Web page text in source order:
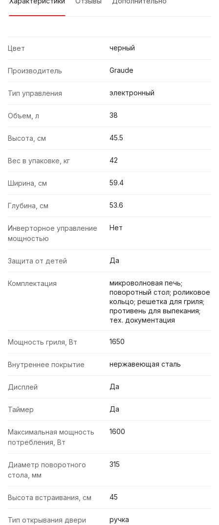
Цвет черный
Производитель Graude
Тип управления электронный
Объем, л 38
Высота, см 45.5
Вес в упаковке, кг 42
Ширина, см 59.4
Глубина, см 53.6
Инверторное управление
мощностью
Нет
Защита от детей Да
Комплектация
микроволновая печь;
поворотный стол; роликовое
кольцо; решетка для гриля;
противень для выпекания;
тех. документация
Мощность гриля, Вт 1650
Внутреннее покрытие нержавеющая сталь
Дисплей Да
Таймер Да
Максимальная мощность
потребления, Вт
1600
Диаметр поворотного
стола, мм
315
Высота встраивания, см 45
Тип открывания двери ручка